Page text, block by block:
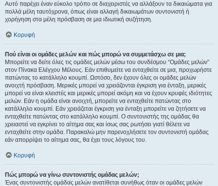
Αυτό παρέχει έναν εύκολο τρόπο σε διαχειριστές να αλλάξουν τα δικαιώματα για
πολλά μέλη ταυτόχρονα, όπως είναι αλλαγή δικαιωμάτων συντονιστή ή
χορήγηση στα μέλη πρόσβαση σε μια ιδιωτική συζήτηση.
Κορυφή
Πού είναι οι ομάδες μελών και πώς μπορώ να συμμετάσχω σε μια;
Μπορείτε να δείτε όλες τις ομάδες μελών μέσω του συνδέσμου “Ομάδες μελών”
στον Πίνακα Ελέγχου Μέλους. Εάν επιθυμείτε να ενταχθείτε σε μια, προχωρήστε
πατώντας το κατάλληλο κουμπί. Ωστόσο, δεν έχουν όλες οι ομάδες μελών
ανοιχτή πρόσβαση. Μερικές μπορεί να χρειάζονται έγκριση για ένταξη, μερικές
μπορεί να είναι κλειστές και μερικές μπορεί ακόμη και να έχουν κρυφές ιδιότητες
μελών. Εάν η ομάδα είναι ανοιχτή, μπορείτε να ενταχθείτε πατώντας στο
κατάλληλο κουμπί. Εάν χρειάζεται έγκριση για ένταξη μπορείτε να ζητήσετε να
ενταχθείτε πατώντας στο κατάλληλο κουμπί. Ο συντονιστής της ομάδας θα
χρειαστεί να εγκρίνει το αίτημα σας και ίσως σας ρωτήσει γιατί θέλετε να
ενταχθείτε στην ομάδα. Παρακαλώ μην παρενοχλήσετε τον συντονιστή ομάδας
εάν απορρίψει το αίτημα σας, θα έχει τους λόγους του.
Κορυφή
Πώς μπορώ να γίνω συντονιστής ομάδας μελών;
Ένας συντονιστής ομάδας μελών ανατίθεται συνήθως όταν οι ομάδες μελών